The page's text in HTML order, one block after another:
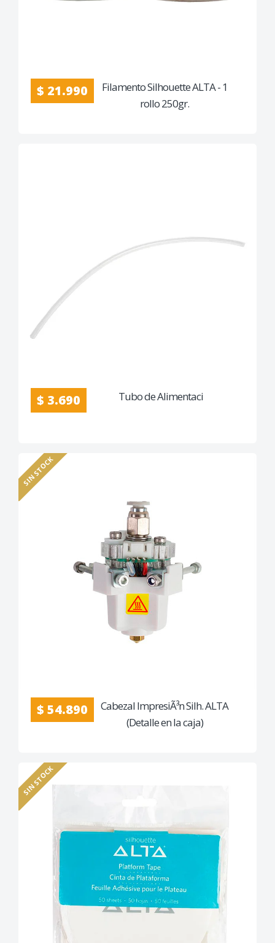
$ 21.990
Filamento Silhouette ALTA - 1
rollo 250gr.
$ 3.690 Tubo de Alimentaci
SIN STOCK
$ 54.890
Cabezal ImpresiÃ³n Silh. ALTA
(Detalle en la caja)
SIN STOCK